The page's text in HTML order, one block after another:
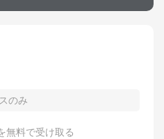
無料で受け取る